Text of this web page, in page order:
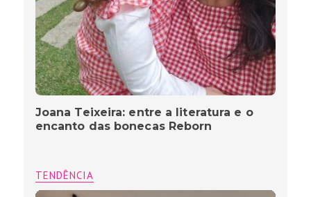
Joana Teixeira: entre a literatura e o
encanto das bonecas Reborn
TENDÊNCIA